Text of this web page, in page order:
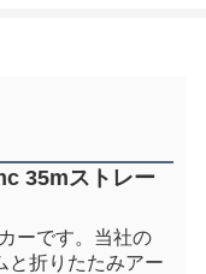
35mストレー
ーです。当社の
と折りたたみアー